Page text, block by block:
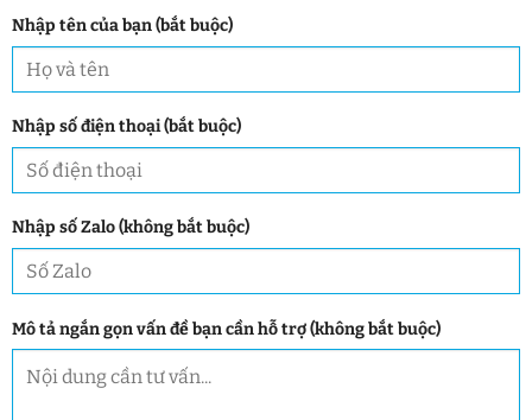
Nhập tên của bạn (bắt buộc)
Nhập số điện thoại (bắt buộc)
Nhập số Zalo (không bắt buộc)
Mô tả ngắn gọn vấn đề bạn cần hỗ trợ (không bắt buộc)